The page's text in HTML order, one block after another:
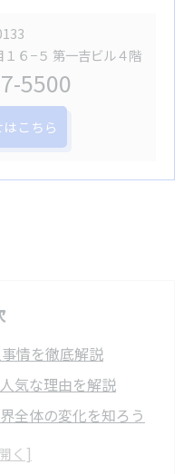
６−５ 第一吉ビル４階
5500
こちら
情を徹底解説
気な理由を解説
全体の変化を知ろう
められる人材像とは